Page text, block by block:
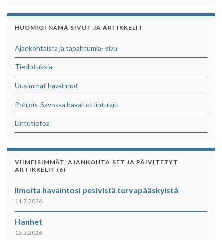
HUOMIOI NÄMÄ SIVUT JA ARTIKKELIT
Ajankohtaista ja tapahtumia- sivu
Tiedotuksia
Uusimmat havainnot
Pohjois-Savossa havaitut lintulajit
Lintutietoa
VIIMEISIMMÄT, AJANKOHTAISET JA PÄIVITETYT
ARTIKKELIT (6)
Ilmoita havaintosi pesivistä tervapääskyistä
11.7.2026
Hanhet
15.5.2026